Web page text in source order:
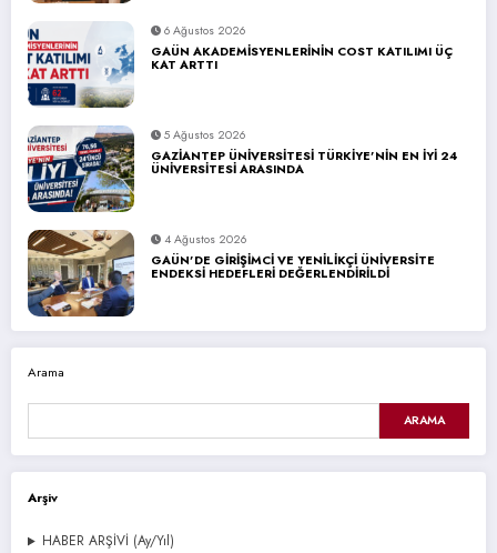
6 Ağustos 2026
GAÜN AKADEMİSYENLERİNİN COST KATILIMI ÜÇ
KAT ARTTI
5 Ağustos 2026
GAZİANTEP ÜNİVERSİTESİ TÜRKİYE’NİN EN İYİ 24
ÜNİVERSİTESİ ARASINDA
4 Ağustos 2026
GAÜN’DE GİRİŞİMCİ VE YENİLİKÇİ ÜNİVERSİTE
ENDEKSİ HEDEFLERİ DEĞERLENDİRİLDİ
Arama
ARAMA
Arşiv
HABER ARŞİVİ (Ay/Yıl)